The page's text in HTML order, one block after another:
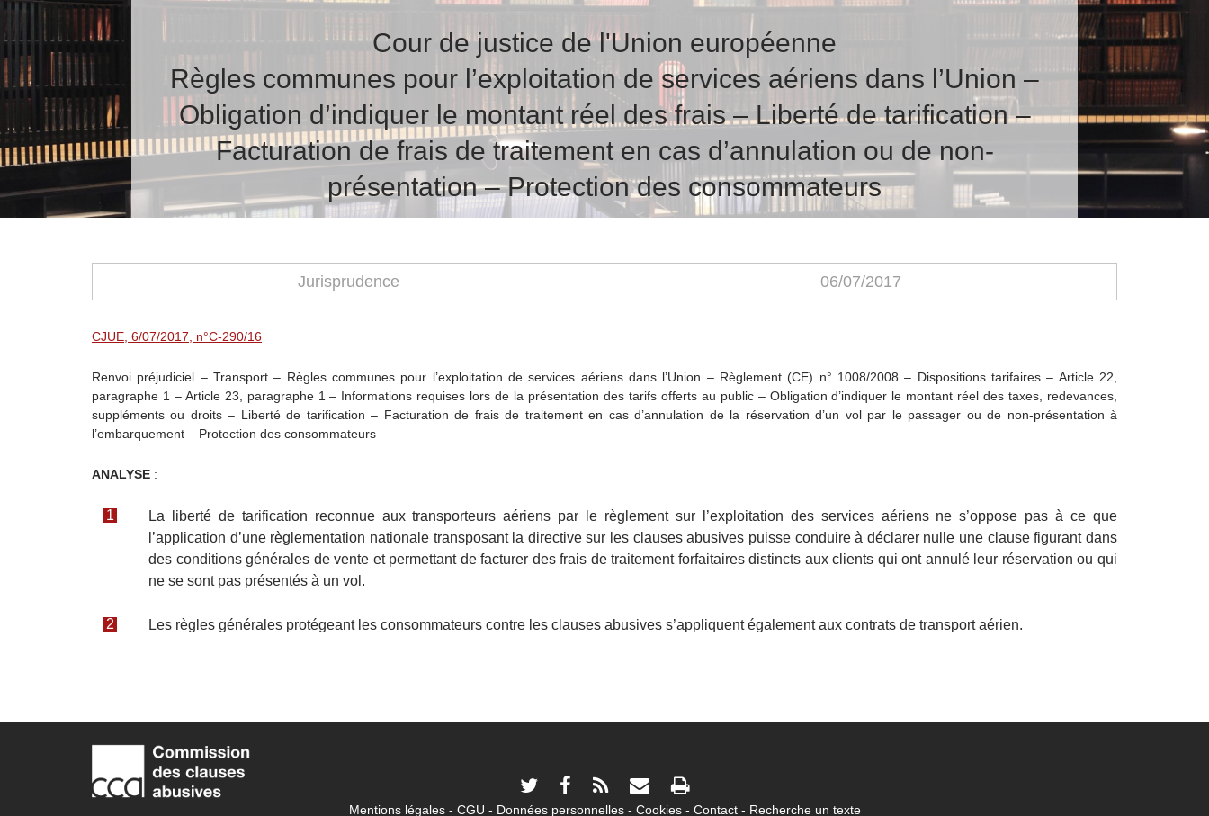
Cour de justice de l'Union européenne
Règles communes pour l’exploitation de services aériens dans l’Union –
Obligation d’indiquer le montant réel des frais – Liberté de tarification –
Facturation de frais de traitement en cas d’annulation ou de non-
présentation – Protection des consommateurs
Jurisprudence 06/07/2017
CJUE, 6/07/2017, n°C-290/16
Renvoi préjudiciel – Transport – Règles communes pour l’exploitation de services aériens dans l’Union – Règlement (CE) n° 1008/2008 – Dispositions tarifaires – Article 22,
paragraphe 1 – Article 23, paragraphe 1 – Informations requises lors de la présentation des tarifs offerts au public – Obligation d’indiquer le montant réel des taxes, redevances,
suppléments ou droits – Liberté de tarification – Facturation de frais de traitement en cas d’annulation de la réservation d’un vol par le passager ou de non-présentation à
l’embarquement – Protection des consommateurs
ANALYSE :
La liberté de tarification reconnue aux transporteurs aériens par le règlement sur l’exploitation des services aériens ne s’oppose pas à ce que
l’application d’une règlementation nationale transposant la directive sur les clauses abusives puisse conduire à déclarer nulle une clause figurant dans
des conditions générales de vente et permettant de facturer des frais de traitement forfaitaires distincts aux clients qui ont annulé leur réservation ou qui
ne se sont pas présentés à un vol.
Les règles générales protégeant les consommateurs contre les clauses abusives s’appliquent également aux contrats de transport aérien.
Mentions légales CGU Données personnelles Cookies Contact Recherche un texte